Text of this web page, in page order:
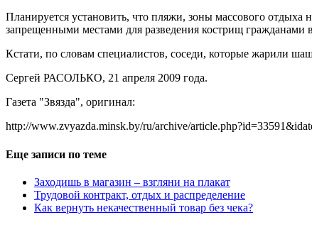
Планируется установить, что пляжи, зоны массового отдыха
запрещенными местами для разведения кострищ гражданами
Кстати, по словам специалистов, соседи, которые жарили
Сергей РАСОЛЬКО, 21 апреля 2009 года.
Газета "Звязда", оригинал:
http://www.zvyazda.minsk.by/ru/archive/
Еще записи по теме
Заходишь в магазин – взгляни на плакат
Трудовой контракт, отдых и распределение
Как вернуть некачественный товар без чека?